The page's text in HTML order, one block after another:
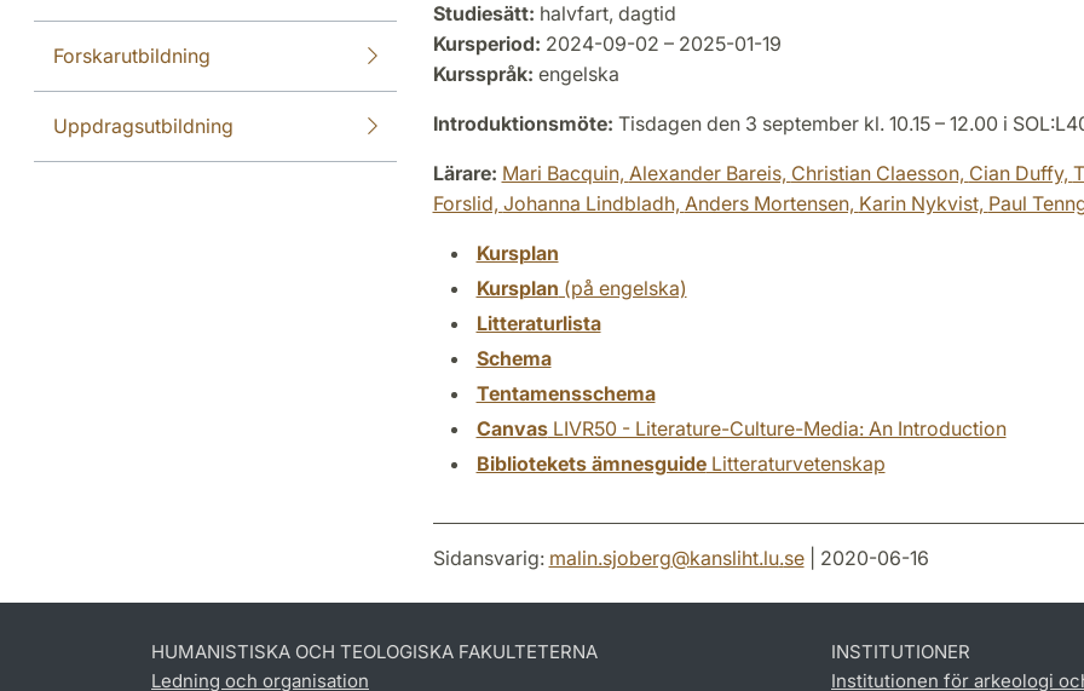
Forskarutbildning
Uppdragsutbildning
Studiesätt: halvfart, dagtid
Kursperiod: 2024-09-02 – 2025-01-19
Kursspråk: engelska
Introduktionsmöte: Tisdagen den 3 september kl. 10.15 – 12.00 i
Lärare: Mari Bacquin, Alexander Bareis, Christian Claesson, Cian Duffy,
Forslid, Johanna Lindbladh, Anders Mortensen, Karin Nykvist, Paul
Kursplan
Kursplan (på engelska)
Litteraturlista
Schema
Tentamensschema
CanvasLIVR50 - Literature-Culture-Media: An Introduction
Bibliotekets ämnesguideLitteraturvetenskap
Sidansvarig: malin.sjoberg@kansliht.lu.se| 2020-06-16
HUMANISTISKA OCH TEOLOGISKA FAKULTETERNA
Ledning och organisation
INSTITUTIONER
Institutionen för arkeologi